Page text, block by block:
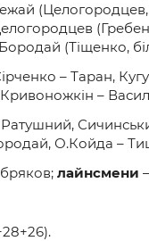
(Тіщенко,
– Таран,
–
О.Койда –
лайнсмени